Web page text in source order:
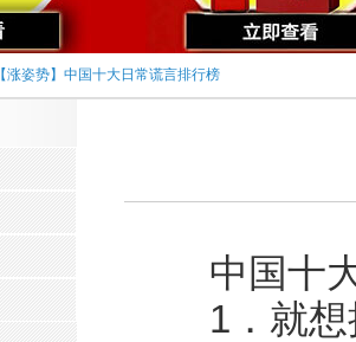
【涨姿势】中国十大日常谎言排行榜
中国十大
1．就想抱